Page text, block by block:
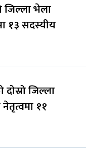
भेला
१३ सदस्यीय
जिल्ला
११